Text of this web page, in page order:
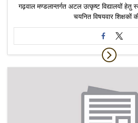
गढ़वाल मण्डलान्तर्गत अटल उत्कृष्ट विद्यालयों हेतु
चयनित विषयवार शिक्षकों